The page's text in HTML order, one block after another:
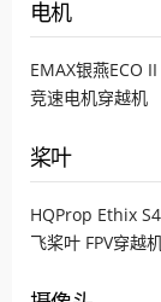
电机
EMAX银燕ECO
竞速电机穿越机
桨叶
HQProp Ethix
飞桨叶 FPV穿越